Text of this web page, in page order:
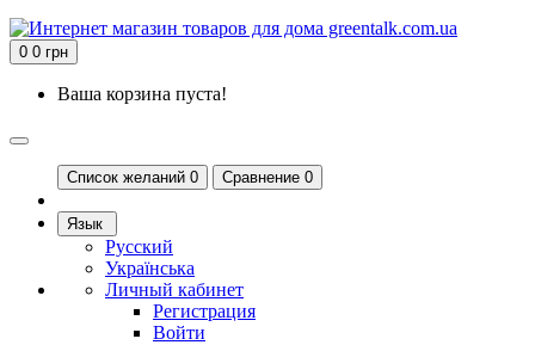
0 0 грн
Ваша корзина пуста!
Список желаний 0 Сравнение 0
Язык
Русский
Українська
Личный кабинет
Регистрация
Войти